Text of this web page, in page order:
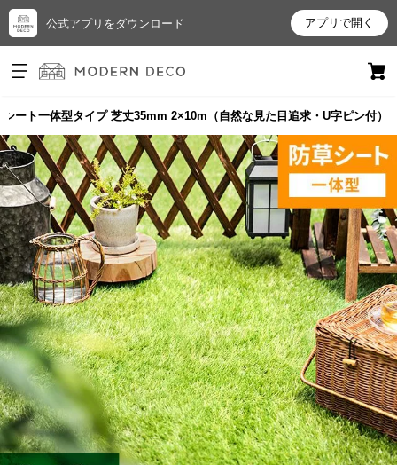
公式アプリをダウンロード アプリで開く
ログイン
新規会員登録
お
気
に
入
り
ア
イ
テ
ム
最
近
チ
ェ
ート一体型タイプ 芝丈35mm 2×10m（自然な見た目追求・U字ピン付）